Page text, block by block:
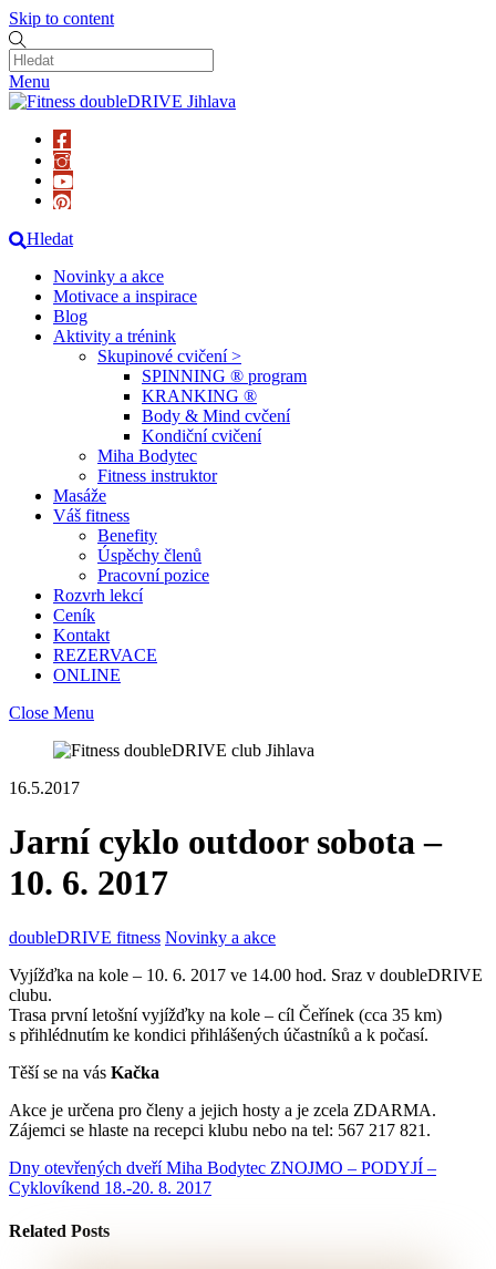
Skip to content
Menu
Hledat
Novinky a akce
Motivace a inspirace
Blog
Aktivity a trénink
Skupinové cvičení >
SPINNING ® program
KRANKING ®
Body & Mind cvčení
Kondiční cvičení
Miha Bodytec
Fitness instruktor
Masáže
Váš fitness
Benefity
Úspěchy členů
Pracovní pozice
Rozvrh lekcí
Ceník
Kontakt
REZERVACE
ONLINE
Close Menu
16.5.2017
Jarní cyklo outdoor sobota –
10. 6. 2017
doubleDRIVE fitness Novinky a akce
Vyjížďka na kole – 10. 6. 2017 ve 14.00 hod. Sraz v doubleDRIVE
clubu.
Trasa první letošní vyjížďky na kole – cíl Čeřínek (cca 35 km)
s přihlédnutím ke kondici přihlášených účastníků a k počasí.
Těší se na vás Kačka
Akce je určena pro členy a jejich hosty a je zcela ZDARMA.
Zájemci se hlaste na recepci klubu nebo na tel: 567 217 821.
Dny otevřených dveří Miha Bodytec ZNOJMO – PODYJÍ –
Cyklovíkend 18.-20. 8. 2017
Related Posts